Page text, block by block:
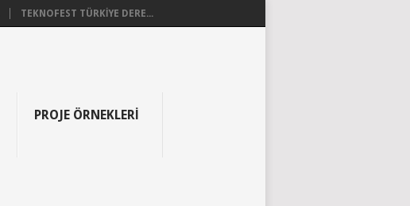
TEKNOFEST TÜRKİYE DERE...
PROJE ÖRNEKLERI